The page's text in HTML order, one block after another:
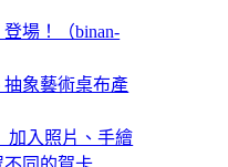
場！（binan-
抽象藝術桌布產
加入照片、手繪